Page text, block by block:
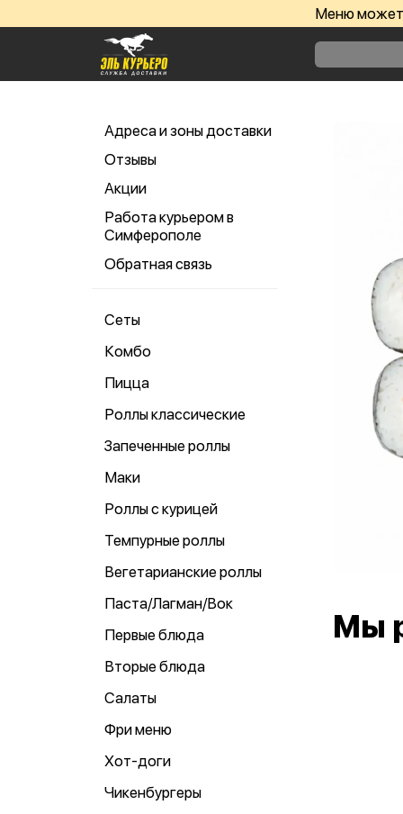
Меню может
Адреса и зоны доставки
Отзывы
Акции
Работа курьером в
Симферополе
Обратная связь
Сеты
Комбо
Пицца
Роллы классические
Запеченные роллы
Маки
Роллы с курицей
Темпурные роллы
Вегетарианские роллы
Паста/Лагман/Вок
Первые блюда
Вторые блюда
Салаты
Фри меню
Хот-доги
Чикенбургеры
Мы